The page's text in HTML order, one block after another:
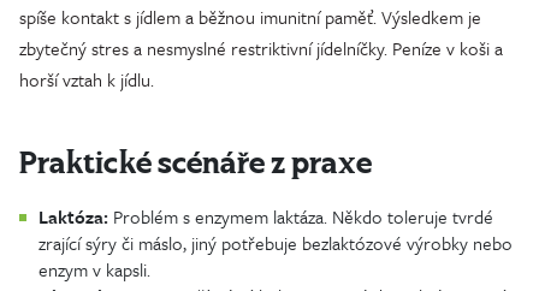
spíše kontakt s jídlem a běžnou imunitní paměť. Výsledkem je
zbytečný stres a nesmyslné restriktivní jídelníčky. Peníze v koši a
horší vztah k jídlu.
Praktické scénáře z praxe
Laktóza: Problém s enzymem laktáza. Někdo toleruje tvrdé
zrající sýry či máslo, jiný potřebuje bezlaktózové výrobky nebo
enzym v kapsli.